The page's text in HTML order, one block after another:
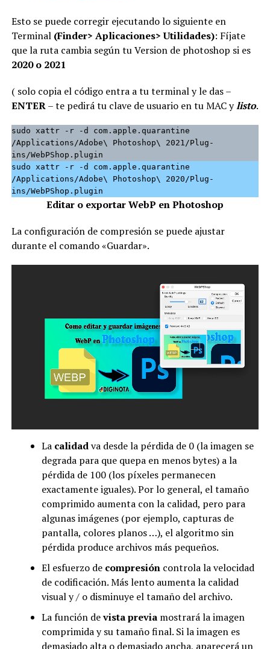
Esto se puede corregir ejecutando lo siguiente en
Terminal (Finder> Aplicaciones> Utilidades): Fíjate
que la ruta cambia según tu Version de photoshop si es
2020 o 2021
( solo copia el código entra a tu terminal y le das –
ENTER– te pedirá tu clave de usuario en tu MAC ylisto.
sudo xattr -r -d com.apple.quarantine
/Applications/Adobe\ Photoshop\ 2021/Plug-
ins/WebPShop.plugin
sudo xattr -r -d com.apple.quarantine
/Applications/Adobe\ Photoshop\ 2020/Plug-
ins/WebPShop.plugin
Editar o exportar WebP en Photoshop
La configuración de compresión se puede ajustar
durante el comando «Guardar».
La calidadva desde la pérdida de 0 (la imagen se
degrada para que quepa en menos bytes) a la
pérdida de 100 (los píxeles permanecen
exactamente iguales). Por lo general, el tamaño
comprimido aumenta con la calidad, pero para
algunas imágenes (por ejemplo, capturas de
pantalla, colores planos …), el algoritmo sin
pérdida produce archivos más pequeños.
El esfuerzo de compresióncontrola la velocidad
de codificación. Más lento aumenta la calidad
visual y / o disminuye el tamaño del archivo.
La función devista previamostrará la imagen
comprimida y su tamaño final. Si la imagen es
demasiado alta o demasiado ancha, aparecerá un